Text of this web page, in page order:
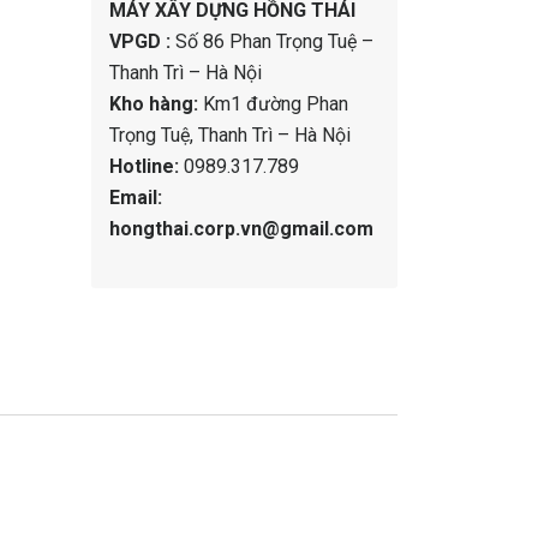
MÁY XÂY DỰNG HỒNG THÁI
VPGD : Số 86 Phan Trọng Tuệ –
Thanh Trì – Hà Nội
Kho hàng: Km1 đường Phan
Trọng Tuệ, Thanh Trì – Hà Nội
Hotline: 0989.317.789
Email:
hongthai.corp.vn@gmail.com